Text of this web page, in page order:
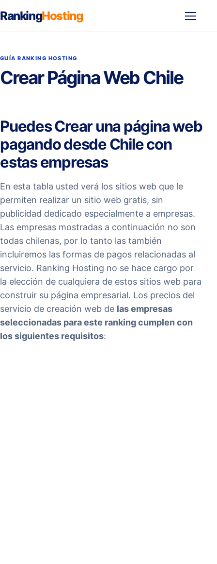
RankingHosting
GUÍA RANKING HOSTING
Crear Página Web Chile
Puedes Crear una página web
pagando desde Chile con
estas empresas
En esta tabla usted verá los sitios web que le
permiten realizar un sitio web gratis, sin
publicidad dedicado especialmente a empresas.
Las empresas mostradas a continuación no son
todas chilenas, por lo tanto las también
incluiremos las formas de pagos relacionadas al
servicio. Ranking Hosting no se hace cargo por
la elección de cualquiera de estos sitios web para
construir su página empresarial. Los precios del
servicio de creación web de las empresas
seleccionadas para este ranking cumplen con
los siguientes requisitos: